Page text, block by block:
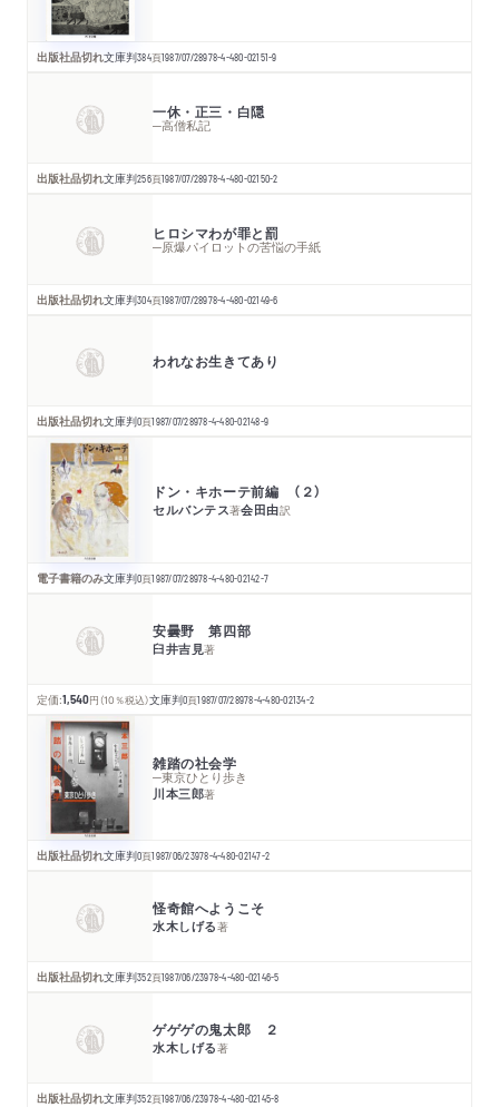
出版社品切れ文庫判384頁1987/07/28978-4-480-02151-9
一休・正三・白隠
─高僧私記
出版社品切れ文庫判256頁1987/07/28978-4-480-02150-2
ヒロシマわが罪と罰
─原爆パイロットの苦悩の手紙
出版社品切れ文庫判304頁1987/07/28978-4-480-02149-6
われなお生きてあり
出版社品切れ文庫判0頁1987/07/28978-4-480-02148-9
ドン・キホーテ前編 （２）
セルバンテス著会田由訳
電子書籍のみ文庫判0頁1987/07/28978-4-480-02142-7
安曇野 第四部
臼井吉見著
定価:1,540円 （10％税込）文庫判0頁1987/07/28978-4-480-02134-2
雑踏の社会学
─東京ひとり歩き
川本三郎著
出版社品切れ文庫判0頁1987/06/23978-4-480-02147-2
怪奇館へようこそ
水木しげる著
出版社品切れ文庫判352頁1987/06/23978-4-480-02146-5
ゲゲゲの鬼太郎 ２
水木しげる著
出版社品切れ文庫判352頁1987/06/23978-4-480-02145-8